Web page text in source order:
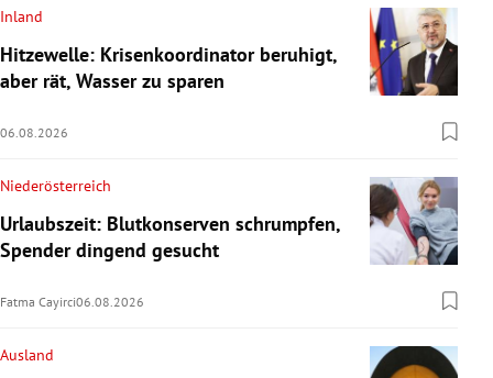
Inland
Hitzewelle: Krisenkoordinator beruhigt,
aber rät, Wasser zu sparen
06.08.2026
Niederösterreich
Urlaubszeit: Blutkonserven schrumpfen,
Spender dingend gesucht
Fatma Cayirci06.08.2026
Ausland